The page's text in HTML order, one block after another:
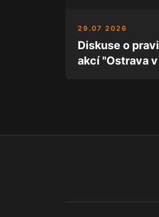
29.07 2026
Diskuse o
akcí "Ostrava